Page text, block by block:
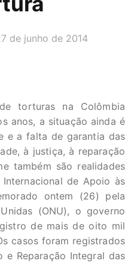
de junho de 2014
torturas na Colômbia
anos, a situação ainda é
e a falta de garantia das
à justiça, à reparação
também são realidades
de Apoio às
ontem (26) pela
(ONU), o governo
de mais de oito mil
casos foram registrados
e Reparação Integral das